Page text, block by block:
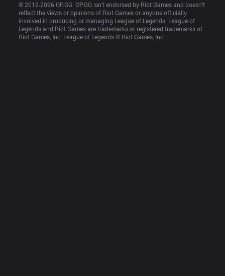
© 2012-2026 OP.GG. OP.GG isn’t endorsed by Riot Games and doesn’t
reflect the views or opinions of Riot Games or anyone officially
involved in producing or managing League of Legends. League of
Legends and Riot Games are trademarks or registered trademarks of
Riot Games, Inc. League of Legends © Riot Games, Inc.